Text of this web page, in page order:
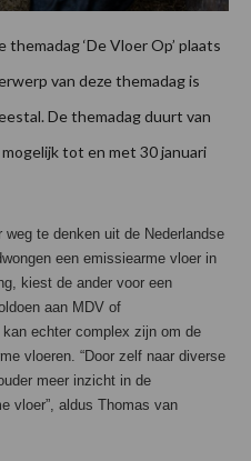
‘De Vloer Op’ plaats
van deze themadag is
De themadag duurt van
tot en met 30 januari
te denken uit de Nederlandse
een emissiearme vloer in
kiest de ander voor een
aan MDV of
echter complex zijn om de
vloeren. “Door zelf naar diverse
meer inzicht in de
vloer”, aldus Thomas van